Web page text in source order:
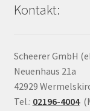
Kontakt:
Scheerer GmbH
Neuenhaus 21a
42929
Tel.: 02196-4004